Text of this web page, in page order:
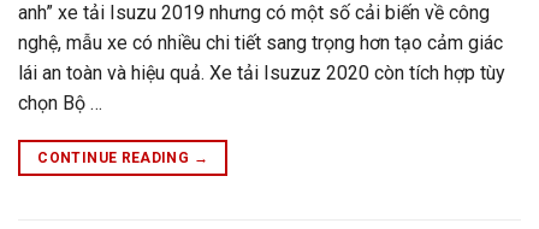
anh” xe tải Isuzu 2019 nhưng có một số cải biến về công
nghệ, mẫu xe có nhiều chi tiết sang trọng hơn tạo cảm giác
lái an toàn và hiệu quả. Xe tải Isuzuz 2020 còn tích hợp tùy
chọn Bộ …
CONTINUE READING →